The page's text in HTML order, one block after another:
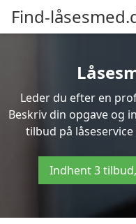
Find-
Leder du efter en
Beskriv din opgave og
tilbud på
Indhent 3